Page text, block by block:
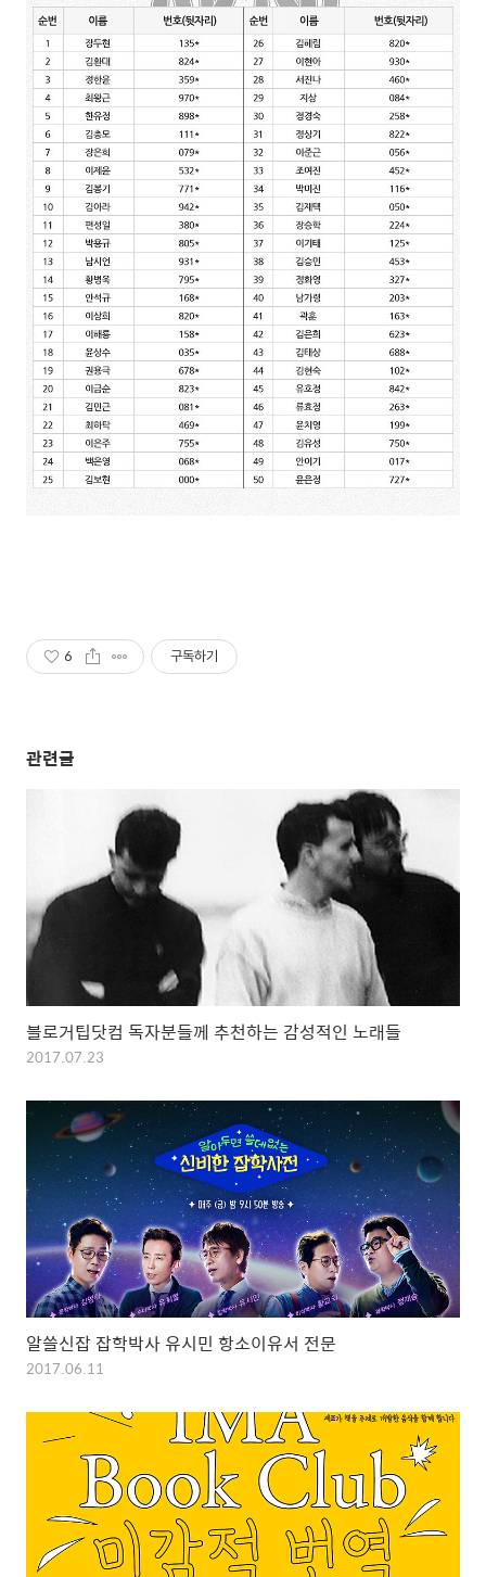
6 구독하기
관련글
블로거팁닷컴 독자분들께 추천하는 감성적인 노래들
2017.07.23
알쓸신잡 잡학박사 유시민 항소이유서 전문
2017.06.11